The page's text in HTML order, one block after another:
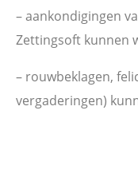
– aankondigingen
Zettingsoft kunnen
– rouwbeklagen,
vergaderingen)